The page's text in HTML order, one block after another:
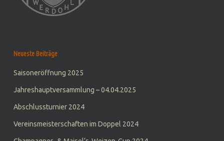
Neueste Beiträge
Saisoneröffnung 2025
Jahreshauptversammlung – 04.04.2025
Abschlussturnier 2024
Vereinsmeisterschaften im Doppel 2024